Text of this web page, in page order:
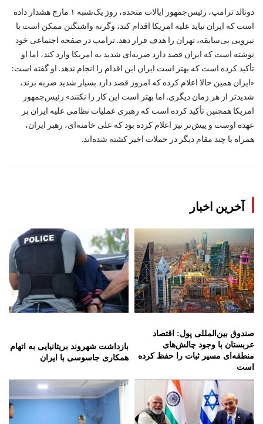
دونالد ترامپ، رئیس‌جمهور ایالات متحده، روز یک‌شنبه ۱ مارچ هشدار داده
است که ایران نباید علیه امریکا اقدام کند، وگرنه واشنگتن ممکن است با
نیرویی بی‌سابقه، تهران را هدف قرار دهد. ترامپ در صفحه اجتماعی خود
نوشته است که ایران قصد دارد ضربه‌ای شدید به امریکا وارد کند، اما او
تأکید کرده است که بهتر است ایران این اقدام را انجام ندهد. او گفته است:
«ایران همین حالا اعلام کرده که امروز قصد دارد بسیار شدید ضربه بزند،
شدیدتر از هر زمان دیگری. اما بهتر است این کار را نکنند.» رئیس‌جمهور
امریکا همچنین تأکید کرده است که رهبری عملیات نظامی علیه ایران بر
عهده اوست و پیش‌تر نیز اعلام کرده بود که علی خامنه‌ای، رهبر ایران،
همراه با چند مقام دیگر در حملات اخیر کشته شده‌اند.
آخرین اخبار
صندوق بین‌المللی پول: اقتصاد
عربستان با وجود چالش‌های
منطقه‌ای مسیر ثبات را حفظ کرده
است
بازداشت شهروند بریتانیایی به اتهام
همکاری جاسوسی با ایران